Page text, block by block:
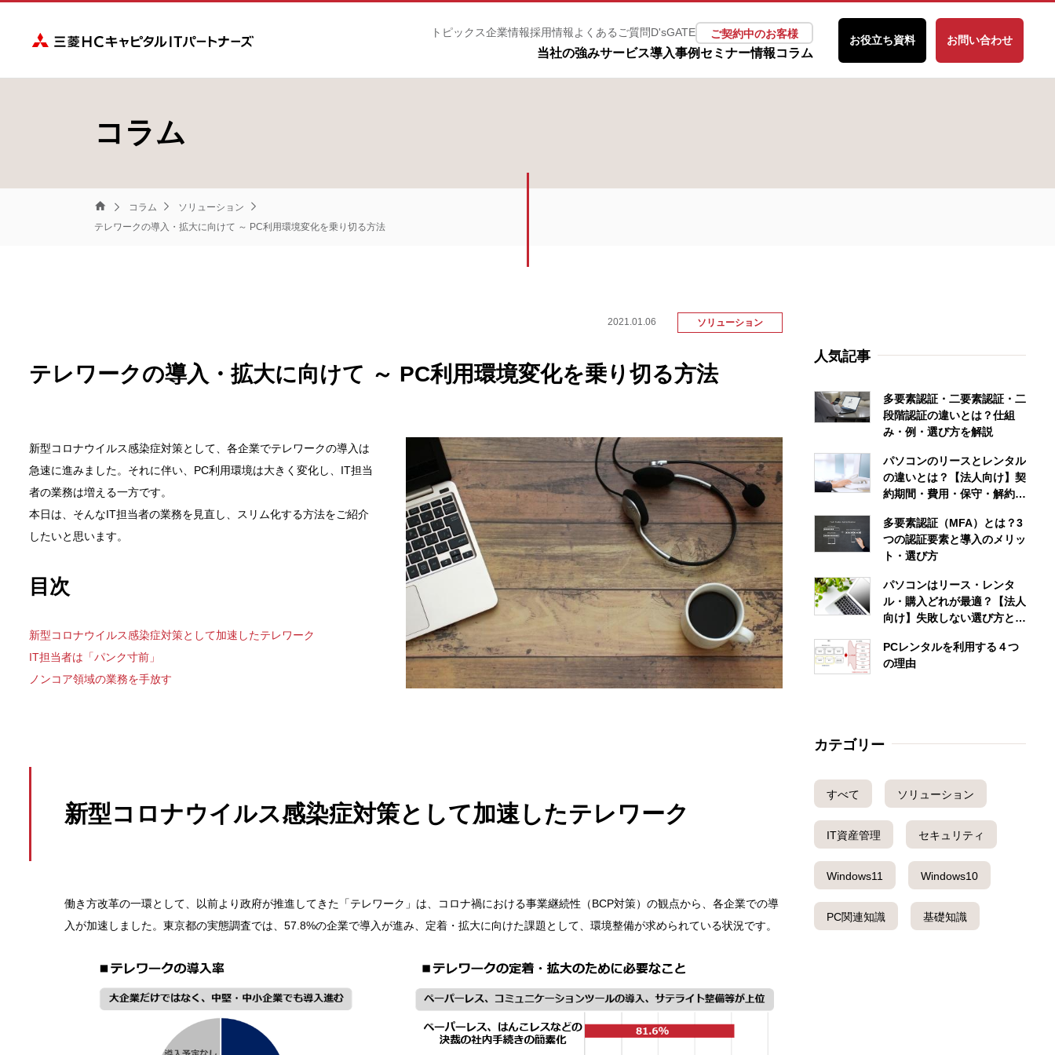
三菱ＨＣキャピタルＩＴパートナーズ株式会社
当社の強みサービス導入事例 セミナー情報コラム
トピックス企業情報採用情報よくあるご質問D'sGATE ご契約中のお客様 お役立ち資料 お問い合わせ
コラム
三
ル
ー
ト
ナ
ー
コラム
ソリューション
テレワークの導入・拡大に向けて ～ PC利用環境変化を乗り切る方法
2021.01.06 ソリューション
テレワークの導入・拡大に向けて ～ PC利用環境変化を乗り切る方法
新型コロナウイルス感染症対策として、各企業でテレワークの導入は
急速に進みました。それに伴い、PC利用環境は大きく変化し、IT担当
者の業務は増える一方です。
本日は、そんなIT担当者の業務を見直し、スリム化する方法をご紹介
したいと思います。
目次
新型コロナウイルス感染症対策として加速したテレワーク
IT担当者は「パンク寸前」
ノンコア領域の業務を手放す
新型コロナウイルス感染症対策として加速したテレワーク
働き方改革の一環として、以前より政府が推進してきた「テレワーク」は、コロナ禍における事業継続性（BCP対策）の観点から、各企業での導
入が加速しました。東京都の実態調査では、57.8%の企業で導入が進み、定着・拡大に向けた課題として、環境整備が求められている状況です。
人気記事
多要素認証・二要素認証・二
段階認証の違いとは？仕組
み・例・選び方を解説
パソコンのリースとレンタル
の違いとは？【法人向け】契
約期間・費用・保守・解約条
多要素認証（MFA）とは？3
つの認証要素と導入のメリッ
ト・選び方
パソコンはリース・レンタ
ル・購入どれが最適？【法人
向け】失敗しない選び方と目
PCレンタルを利用する４つ
の理由
カテゴリー
すべて ソリューション
IT資産管理 セキュリティ
Windows11 Windows10
PC関連知識 基礎知識